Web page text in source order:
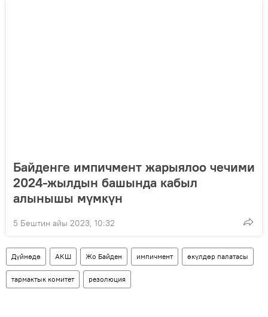
Байденге импичмент жарыялоо чечими
2024-жылдын башында кабыл
алынышы мүмкүн
5 Бештин айы 2023, 10:32
Дүйнөдө АКШ Жо Байден импичмент өкүлдөр палатасы
тармактык комитет резолюция